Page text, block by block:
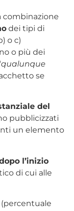
combinazione
dei tipi di
o c)
o più dei
qualunque
se
del
pubblicizzati
un elemento
l’inizio
di cui alle
(percentuale